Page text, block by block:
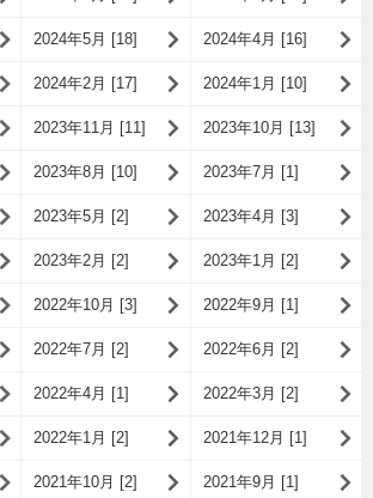
2024年5月 [18] 2024年4月 [16]
2024年2月 [17] 2024年1月 [10]
2023年11月 [11] 2023年10月 [13]
2023年8月 [10] 2023年7月 [1]
2023年5月 [2] 2023年4月 [3]
2023年2月 [2] 2023年1月 [2]
2022年10月 [3] 2022年9月 [1]
2022年7月 [2] 2022年6月 [2]
2022年4月 [1] 2022年3月 [2]
2022年1月 [2] 2021年12月 [1]
2021年10月 [2] 2021年9月 [1]